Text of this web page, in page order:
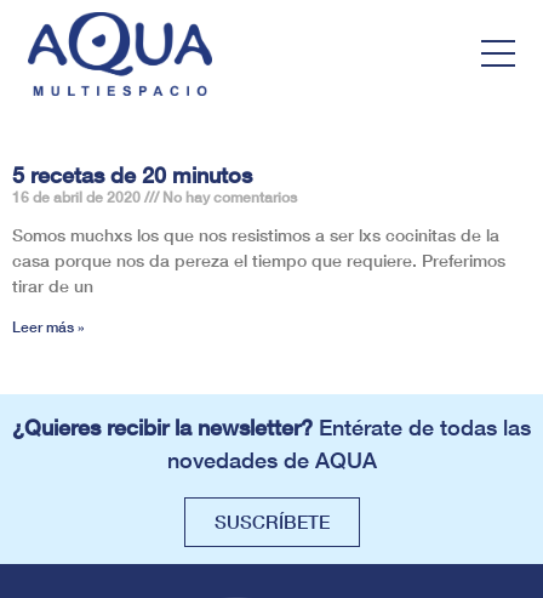
5 recetas de 20 minutos
16 de abril de 2020 No hay comentarios
Somos muchxs los que nos resistimos a ser lxs cocinitas de la
casa porque nos da pereza el tiempo que requiere. Preferimos
tirar de un
Leer más »
¿Quieres recibir la newsletter? Entérate de todas las
novedades de AQUA
SUSCRÍBETE